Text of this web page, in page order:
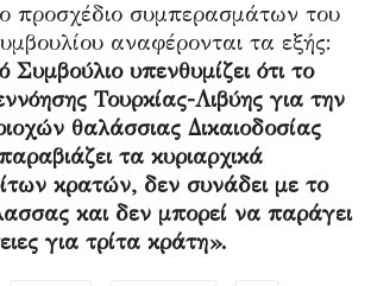
προσχέδιο συμπερασμάτων του
αναφέρονται τα εξής:
υπενθυμίζει ότι το
Τουρκίας-Λιβύης για την
θαλάσσιας Δικαιοδοσίας
τα κυριαρχικά
κρατών, δεν συνάδει με το
και δεν μπορεί να παράγει
για τρίτα κράτη».